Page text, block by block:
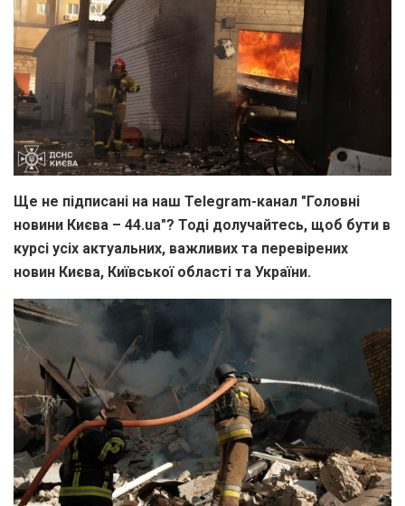
Ще не підписані на наш Telegram-канал "Головні
новини Києва – 44.ua"? Тоді долучайтесь, щоб бути в
курсі усіх актуальних, важливих та перевірених
новин Києва, Київської області та України.